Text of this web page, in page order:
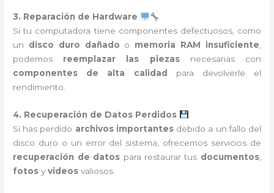
3. Reparación de Hardware
Si tu computadora tiene componentes defectuosos, como
un disco duro dañado o memoria RAM insuficiente,
podemos reemplazar las piezasnecesarias con
componentes de alta calidad
para devolverle el
rendimiento.
4. Recuperación de Datos Perdidos
Si has perdido archivos importantesdebido a un fallo del
disco duro o un error del sistema, ofrecemos servicios de
recuperación de datos para restaurar tus documentos,
fotos yvideos valiosos.